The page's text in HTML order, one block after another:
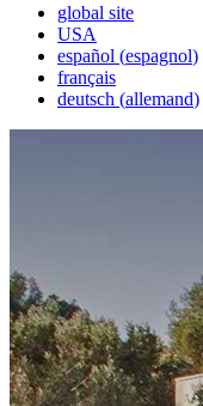
global site
USA
español (espagnol)
français
deutsch (allemand)